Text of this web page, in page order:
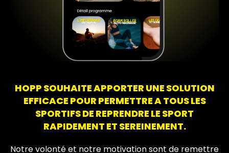
HOPP SOUHAITE APPORTER UNE SOLUTION
EFFICACE POUR PERMETTRE A TOUS LES
SPORTIFS DE REPRENDRE LE SPORT
RAPIDEMENT ET SEREINEMENT.
Notre volonté et notre motivation sont de remettre